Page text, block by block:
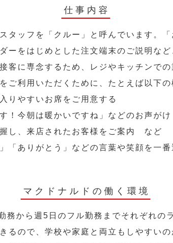
仕事内容
タッフを「クルー」と呼んでいます。
ーをはじめとした注文端末のご説明な
客に専念するため、レジやキッチンでの
ご利用いただくために、たとえば以下
りやすいお席をご用意する
！今朝は暖かいですね」などのお声がけ
し、来店されたお客様をご案内 など
「ありがとう」などの言葉や笑顔を一
マクドナルドの働く環境
務から週5日のフル勤務までそれぞれの
るので、学校や家庭と両立もしやすい